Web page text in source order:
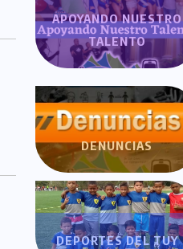
APOYANDO NUESTRO
TALENTO
DENUNCIAS
DEPORTES DEL TUY